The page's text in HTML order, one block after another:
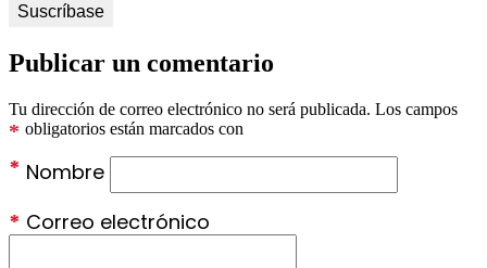
Publicar un comentario
Tu dirección de correo electrónico no será publicada. Los campos
obligatorios están marcados con
*
Nombre
*
Correo electrónico
*